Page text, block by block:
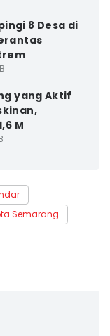
8 Desa di
yang Aktif
M
Semarang